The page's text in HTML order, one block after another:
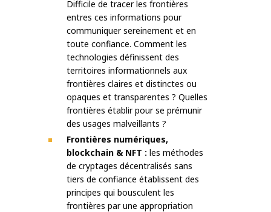
Difficile de tracer les frontières
entres ces informations pour
communiquer sereinement et en
toute confiance. Comment les
technologies définissent des
territoires informationnels aux
frontières claires et distinctes ou
opaques et transparentes ? Quelles
frontières établir pour se prémunir
des usages malveillants ?
Frontières numériques,
blockchain & NFT : les méthodes
de cryptages décentralisés sans
tiers de confiance établissent des
principes qui bousculent les
frontières par une appropriation